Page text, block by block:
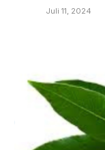
Juli 11, 2024